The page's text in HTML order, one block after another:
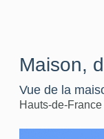
Maison,
Vue de la
Hauts-de-France